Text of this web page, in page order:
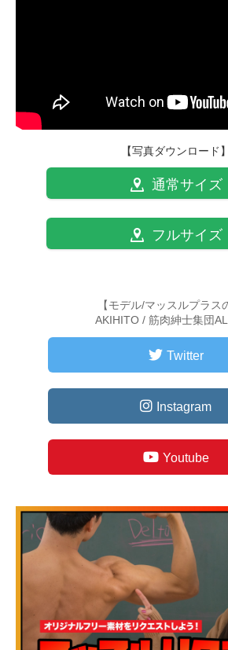
【写真ダウンロード】
通常サイズ
フルサイズ
【モデル/マッスルプラス
AKIHITO / 筋肉紳士集団
Twitter
Instagram
Youtube